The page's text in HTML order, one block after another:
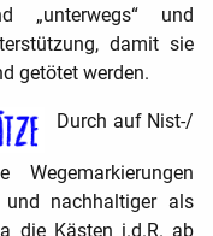
„unterwegs“ und
damit sie
getötet werden.
Durch auf Nist-/
Wegemarkierungen
nachhaltiger als
die Kästen i.d.R. ab